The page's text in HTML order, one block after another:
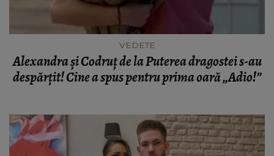
VEDETE
Alexandra și Codruț de la Puterea dragostei s-au
despărțit! Cine a spus pentru prima oară „Adio!”